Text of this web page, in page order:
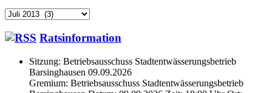
Archiv
Ratsinformation
Sitzung: Betriebsausschuss Stadtentwässerungsbetrieb
Barsinghausen 09.09.2026
Gremium: Betriebsausschuss Stadtentwässerungsbetrieb